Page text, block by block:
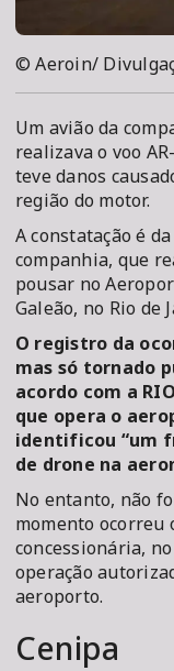
© Aeroin/
Um avião da
realizava o voo
teve danos
região do motor.
A constatação é
companhia, que
pousar no
Galeão, no Rio de
O registro da
mas só tornado
acordo com a
que opera o
identificou “um
de drone na
No entanto, não
momento ocorreu
concessionária,
operação
aeroporto.
Cenipa